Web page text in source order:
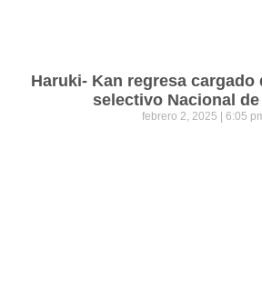
Haruki- Kan regresa cargado
selectivo Nacional
febrero 2, 2025 6:05